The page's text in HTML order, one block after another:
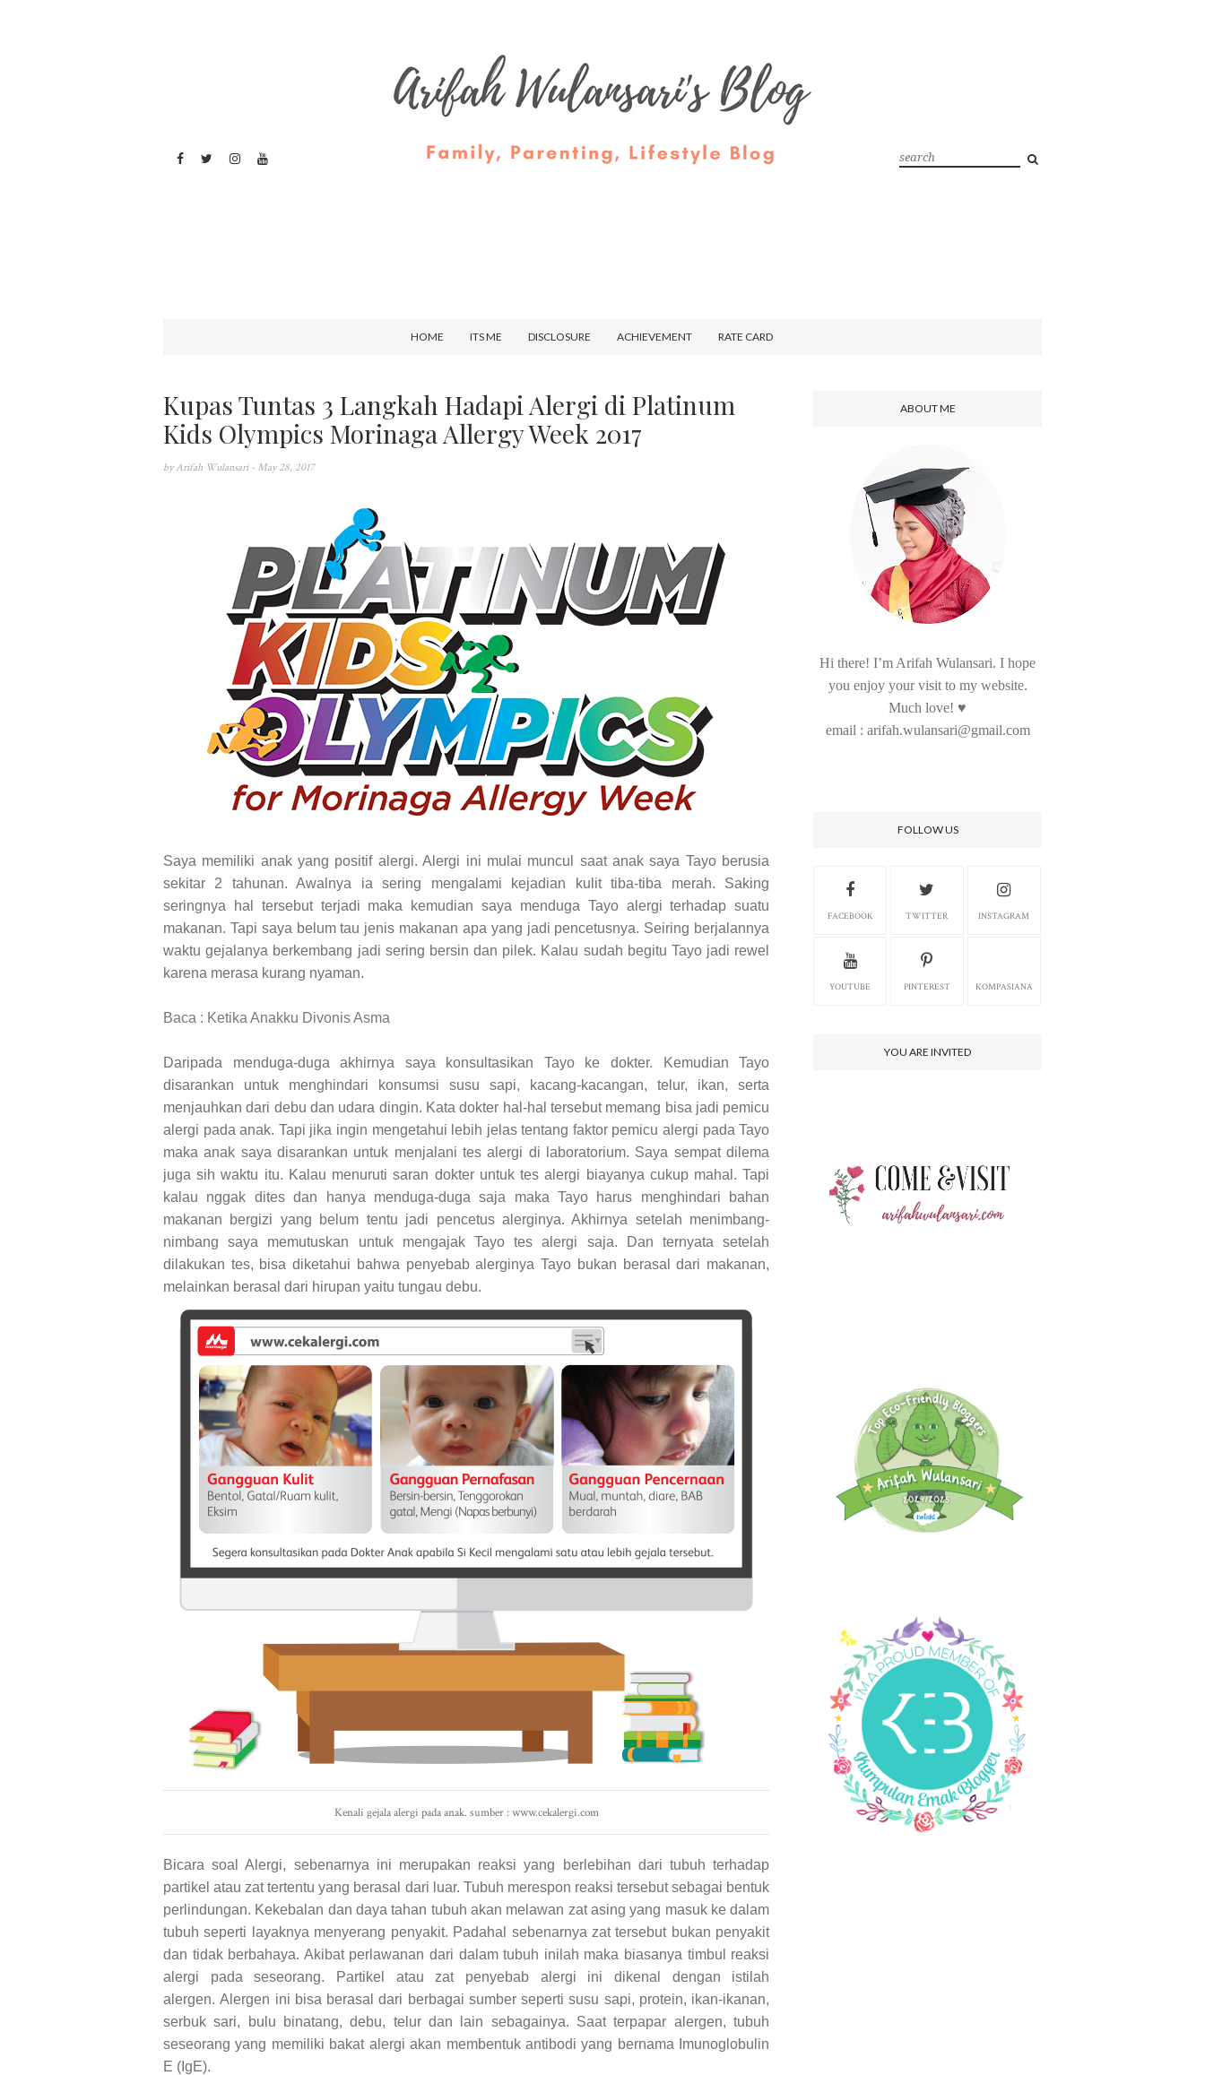
HOME ITS ME DISCLOSURE ACHIEVEMENT RATE CARD
Kupas Tuntas 3 Langkah Hadapi Alergi di Platinum
Kids Olympics Morinaga Allergy Week 2017
by Arifah Wulansari - May 28, 2017
Saya memiliki anak yang positif alergi. Alergi ini mulai muncul saat anak saya Tayo berusia
sekitar 2 tahunan. Awalnya ia sering mengalami kejadian kulit tiba-tiba merah. Saking
seringnya hal tersebut terjadi maka kemudian saya menduga Tayo alergi terhadap suatu
makanan. Tapi saya belum tau jenis makanan apa yang jadi pencetusnya. Seiring berjalannya
waktu gejalanya berkembang jadi sering bersin dan pilek. Kalau sudah begitu Tayo jadi rewel
karena merasa kurang nyaman.
Baca : Ketika Anakku Divonis Asma
Daripada menduga-duga akhirnya saya konsultasikan Tayo ke dokter. Kemudian Tayo
disarankan untuk menghindari konsumsi susu sapi, kacang-kacangan, telur, ikan, serta
menjauhkan dari debu dan udara dingin. Kata dokter hal-hal tersebut memang bisa jadi pemicu
alergi pada anak. Tapi jika ingin mengetahui lebih jelas tentang faktor pemicu alergi pada Tayo
maka anak saya disarankan untuk menjalani tes alergi di laboratorium. Saya sempat dilema
juga sih waktu itu. Kalau menuruti saran dokter untuk tes alergi biayanya cukup mahal. Tapi
kalau nggak dites dan hanya menduga-duga saja maka Tayo harus menghindari bahan
makanan bergizi yang belum tentu jadi pencetus alerginya. Akhirnya setelah menimbang-
nimbang saya memutuskan untuk mengajak Tayo tes alergi saja. Dan ternyata setelah
dilakukan tes, bisa diketahui bahwa penyebab alerginya Tayo bukan berasal dari makanan,
melainkan berasal dari hirupan yaitu tungau debu.
Kenali gejala alergi pada anak. sumber : www.cekalergi.com
Bicara soal Alergi, sebenarnya ini merupakan reaksi yang berlebihan dari tubuh terhadap
partikel atau zat tertentu yang berasal dari luar. Tubuh merespon reaksi tersebut sebagai bentuk
perlindungan. Kekebalan dan daya tahan tubuh akan melawan zat asing yang masuk ke dalam
tubuh seperti layaknya menyerang penyakit. Padahal sebenarnya zat tersebut bukan penyakit
dan tidak berbahaya. Akibat perlawanan dari dalam tubuh inilah maka biasanya timbul reaksi
alergi pada seseorang. Partikel atau zat penyebab alergi ini dikenal dengan istilah
alergen.Alergen ini bisa berasal dari berbagai sumber seperti susu sapi, protein, ikan-ikanan,
serbuk sari, bulu binatang, debu, telur dan lain sebagainya. Saat terpapar alergen, tubuh
seseorang yang memiliki bakat alergi akan membentuk antibodi yang bernama Imunoglobulin
E (IgE).
ABOUT ME
Hi there! I’m Arifah Wulansari. I hope
you enjoy your visit to my website.
Much love! ♥
email : arifah.wulansari@gmail.com
FOLLOW US
FACEBOOK TWITTER INSTAGRAM
YOUTUBE PINTEREST KOMPASIANA
YOU ARE INVITED